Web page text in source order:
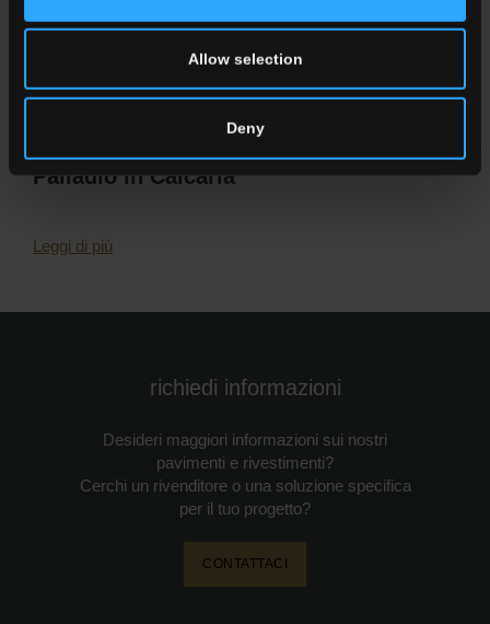
Allow selection
Deny
Palladio in Calcaria
Leggi di più
richiedi informazioni
Desideri maggiori informazioni sui nostri
pavimenti e rivestimenti?
Cerchi un rivenditore o una soluzione specifica
per il tuo progetto?
CONTATTACI